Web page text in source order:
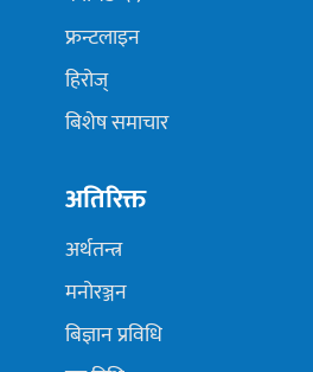
फ्रन्टलाइन
हिरोज्
बिशेष समाचार
अतिरिक्त
अर्थतन्त्र
मनोरञ्जन
बिज्ञान प्रविधि